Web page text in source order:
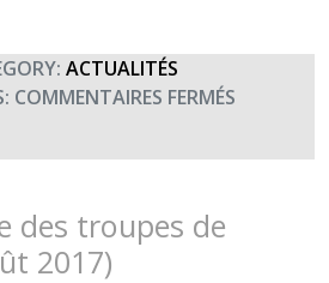
ACTUALITÉS
COMMENTAIRES FERMÉS
MAURICE,
des troupes de
2017)